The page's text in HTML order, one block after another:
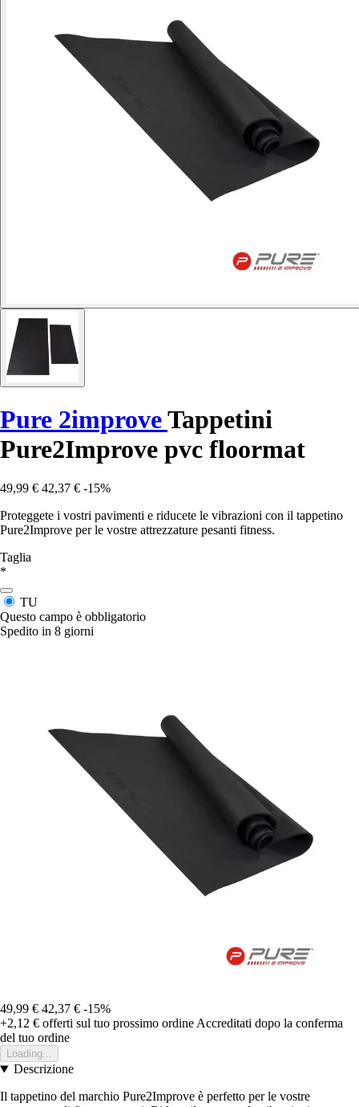
Pure 2improveTappetini
Pure2Improve pvc floormat
49,99 € 42,37 € -15%
Proteggete i vostri pavimenti e riducete le vibrazioni con il tappetino
Pure2Improve per le vostre attrezzature pesanti fitness.
Taglia
*
TU
Questo campo è obbligatorio
Spedito in 8 giorni
49,99 € 42,37 € -15%
+2,12 € offerti sul tuo prossimo ordine Accreditati dopo la conferma
del tuo ordine
Loading...
Descrizione
Il tappetino del marchio Pure2Improve è perfetto per le vostre